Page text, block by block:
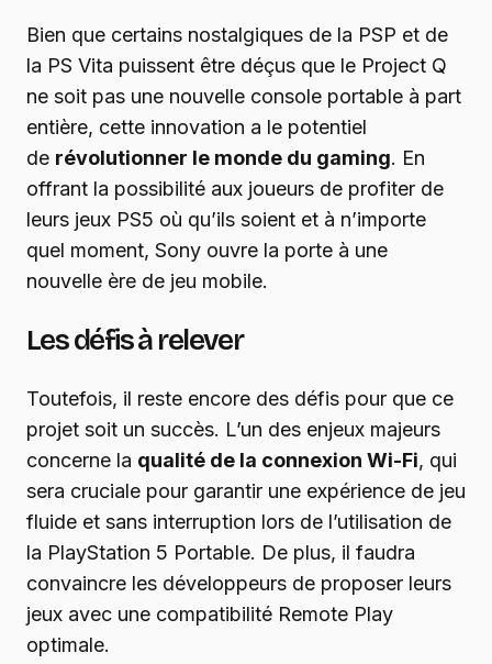
Bien que certains nostalgiques de la PSP et de
la PS Vita puissent être déçus que le Project Q
ne soit pas une nouvelle console portable à part
entière, cette innovation a le potentiel
de révolutionner le monde du gaming. En
offrant la possibilité aux joueurs de profiter de
leurs jeux PS5 où qu’ils soient et à n’importe
quel moment, Sony ouvre la porte à une
nouvelle ère de jeu mobile.
Les défis à relever
Toutefois, il reste encore des défis pour que ce
projet soit un succès. L’un des enjeux majeurs
concerne la qualité de la connexion Wi-Fi, qui
sera cruciale pour garantir une expérience de jeu
fluide et sans interruption lors de l’utilisation de
la PlayStation 5 Portable. De plus, il faudra
convaincre les développeurs de proposer leurs
jeux avec une compatibilité Remote Play
optimale.